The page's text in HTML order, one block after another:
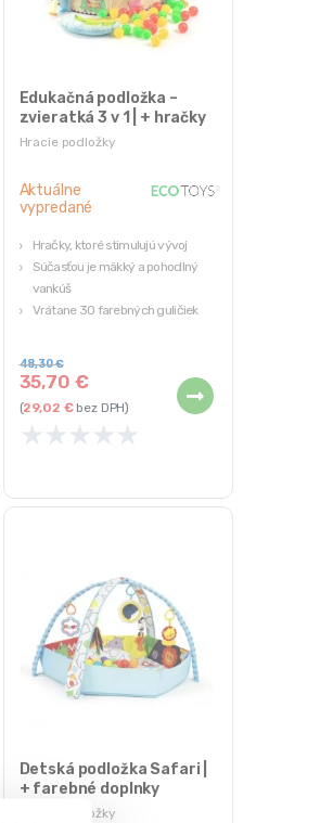
Hracie podložky
Edukačná podložka –
zvieratká 3 v 1 | + hračky
Aktuálne
vypredané
Hračky, ktoré stimulujú vývoj
Súčasťou je mäkký a pohodlný
vankúš
Vrátane 30 farebných guličiek
35,70 €
48,30€
(29,02 €bez DPH)
★ ★ ★ ★ ★
Hracie podložky
Detská podložka Safari |
+ farebné doplnky